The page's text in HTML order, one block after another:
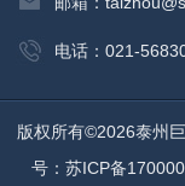
电话：021-
版权所有©2026泰州
号：苏ICP备